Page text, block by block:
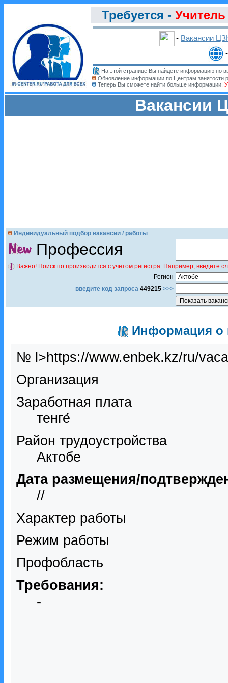
Требуется -
- Вакансии
На этой странице Вы найдете информацию по
Обновление информации по Центрам занятости
Теперь Вы сможете найти больше информации.
Вакансии
Индивидуальный подбор вакансии / работы
Профессия
Важно! Поиск по производится с учетом регистра. Например,
Регион
введите код запроса 449215 >>>
Информация о
№ l>https://www.enbek.kz/ru/
Организация
Заработная плата
тенге́
Район трудоустройства
Актобе
Дата размещения/
//
Характер работы
Режим работы
Профобласть
Требования:
-